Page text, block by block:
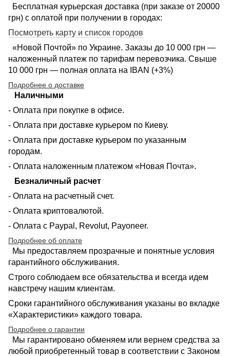
Бесплатная курьерская доставка (при заказе от 20000
грн) с оплатой при получении в городах:
Посмотреть карту и список городов
«Новой Почтой» по Украине. Заказы до 10 000 грн —
наложенный платеж по тарифам перевозчика. Свыше
10 000 грн — полная оплата на IBAN (+3%)
Подробнее о доставке
Наличными
- Оплата при покупке в офисе.
- Оплата при доставке курьером по Киеву.
- Оплата при доставке курьером по указанным
городам.
- Оплата наложенным платежом «Новая Почта».
Безналичный расчет
- Оплата на расчетный счет.
- Оплата криптовалютой.
- Оплата с Paypal, Revolut, Payoneer.
Подробнее об оплате
Мы предоставляем прозрачные и понятные условия
гарантийного обслуживания.
Строго соблюдаем все обязательства и всегда идем
навстречу нашим клиентам.
Сроки гарантийного обслуживания указаны во вкладке
«Характеристики» каждого товара.
Подробнее о гарантии
Мы гарантировано обменяем или вернем средства за
любой приобретенный товар в соответствии с Законом